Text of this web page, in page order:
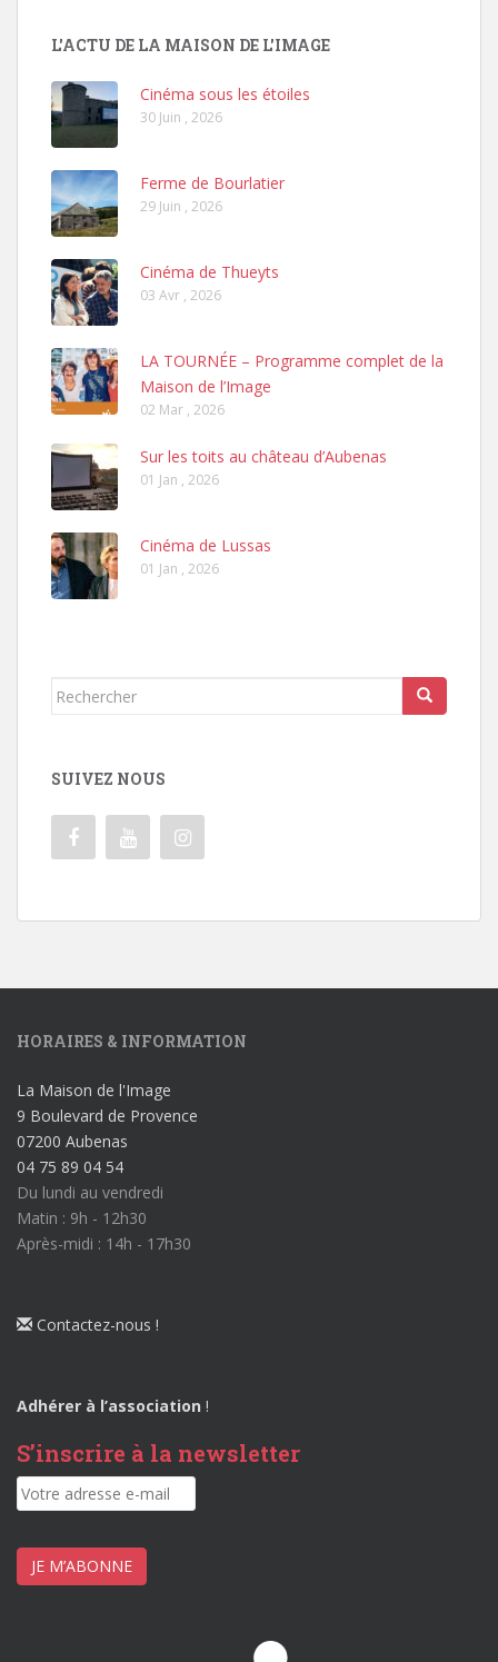
L'ACTU DE LA MAISON DE L'IMAGE
Cinéma sous les étoiles
30 Juin , 2026
Ferme de Bourlatier
29 Juin , 2026
Cinéma de Thueyts
03 Avr , 2026
LA TOURNÉE – Programme complet de la
Maison de l’Image
02 Mar , 2026
Sur les toits au château d’Aubenas
01 Jan , 2026
Cinéma de Lussas
01 Jan , 2026
Rechercher...
SUIVEZ NOUS
HORAIRES & INFORMATION
La Maison de l'Image
9 Boulevard de Provence
07200 Aubenas
04 75 89 04 54
Du lundi au vendredi
Matin : 9h - 12h30
Après-midi : 14h - 17h30
Contactez-nous !
Adhérer à l’association !
S’inscrire à la newsletter
JE M’ABONNE